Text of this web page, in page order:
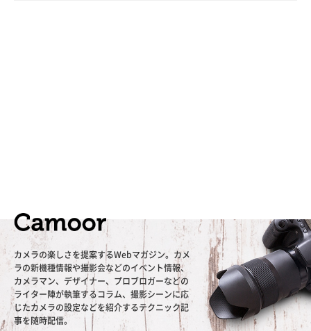
カメラの楽しさを提案するWebマガジン。カメ
ラの新機種情報や撮影会などのイベント情報、
カメラマン、デザイナー、プロブロガーなどの
ライター陣が執筆するコラム、撮影シーンに応
じたカメラの設定などを紹介するテクニック記
事を随時配信。